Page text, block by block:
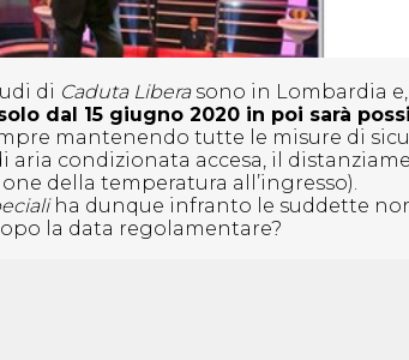
di Caduta Liberasono in Lombardia
dal 15 giugno 2020 in poi sarà
mantenendo tutte le misure di
aria condizionata accesa, il
della temperatura all’ingresso).
ha dunque infranto le suddette
la data regolamentare?